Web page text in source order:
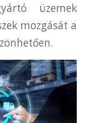
üzemek
mozgását a